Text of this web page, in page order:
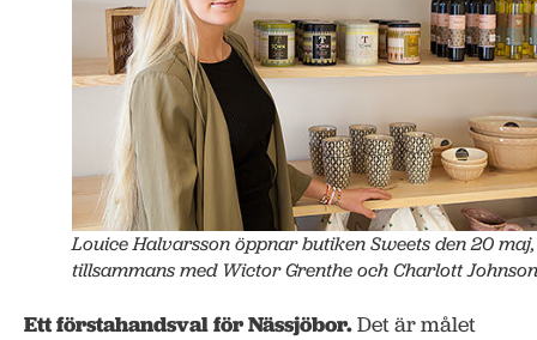
Louice Halvarsson öppnar butiken Sweets den 20 maj,
tillsammans med Wictor Grenthe och Charlott
Ett förstahandsval för Nässjöbor.Det är målet